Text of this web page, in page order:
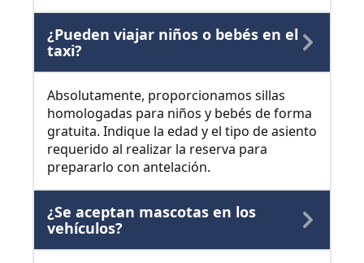
¿Pueden viajar niños o bebés en el
taxi?
Absolutamente, proporcionamos sillas
homologadas para niños y bebés de forma
gratuita. Indique la edad y el tipo de asiento
requerido al realizar la reserva para
prepararlo con antelación.
¿Se aceptan mascotas en los
vehículos?